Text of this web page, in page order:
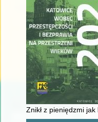
Znikł z pieniędzmi